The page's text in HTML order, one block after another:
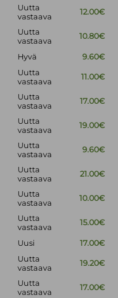
Uutta
vastaava
12.00€
Uutta
vastaava
10.80€
Hyvä 9.60€
Uutta
vastaava
11.00€
Uutta
vastaava
17.00€
Uutta
vastaava
19.00€
Uutta
vastaava
9.60€
Uutta
vastaava
21.00€
Uutta
vastaava
10.00€
Uutta
vastaava
15.00€
Uusi 17.00€
Uutta
vastaava
19.20€
Uutta
vastaava
17.00€